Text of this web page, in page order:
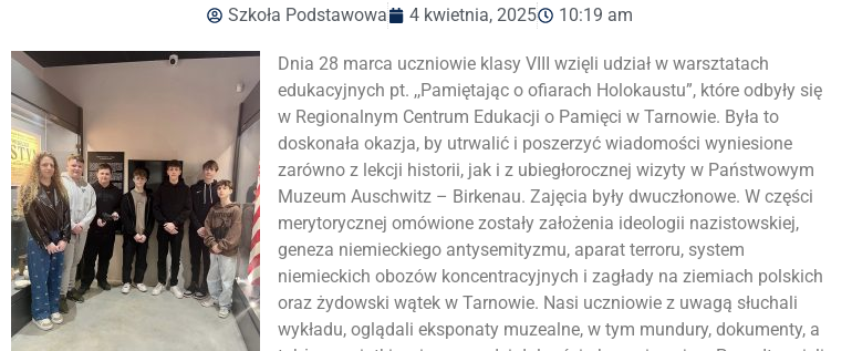
Szkoła Podstawowa 4 kwietnia, 2025 10:19 am
Dnia 28 marca uczniowie klasy VIII wzięli udział w warsztatach
edukacyjnych pt. ,,Pamiętając o ofiarach Holokaustu”, które odbyły się
w Regionalnym Centrum Edukacji o Pamięci w Tarnowie. Była to
doskonała okazja, by utrwalić i poszerzyć wiadomości wyniesione
zarówno z lekcji historii, jak i z ubiegłorocznej wizyty w Państwowym
Muzeum Auschwitz – Birkenau. Zajęcia były dwuczłonowe. W części
merytorycznej omówione zostały założenia ideologii nazistowskiej,
geneza niemieckiego antysemityzmu, aparat terroru, system
niemieckich obozów koncentracyjnych i zagłady na ziemiach polskich
oraz żydowski wątek w Tarnowie. Nasi uczniowie z uwagą słuchali
wykładu, oglądali eksponaty muzealne, w tym mundury, dokumenty, a